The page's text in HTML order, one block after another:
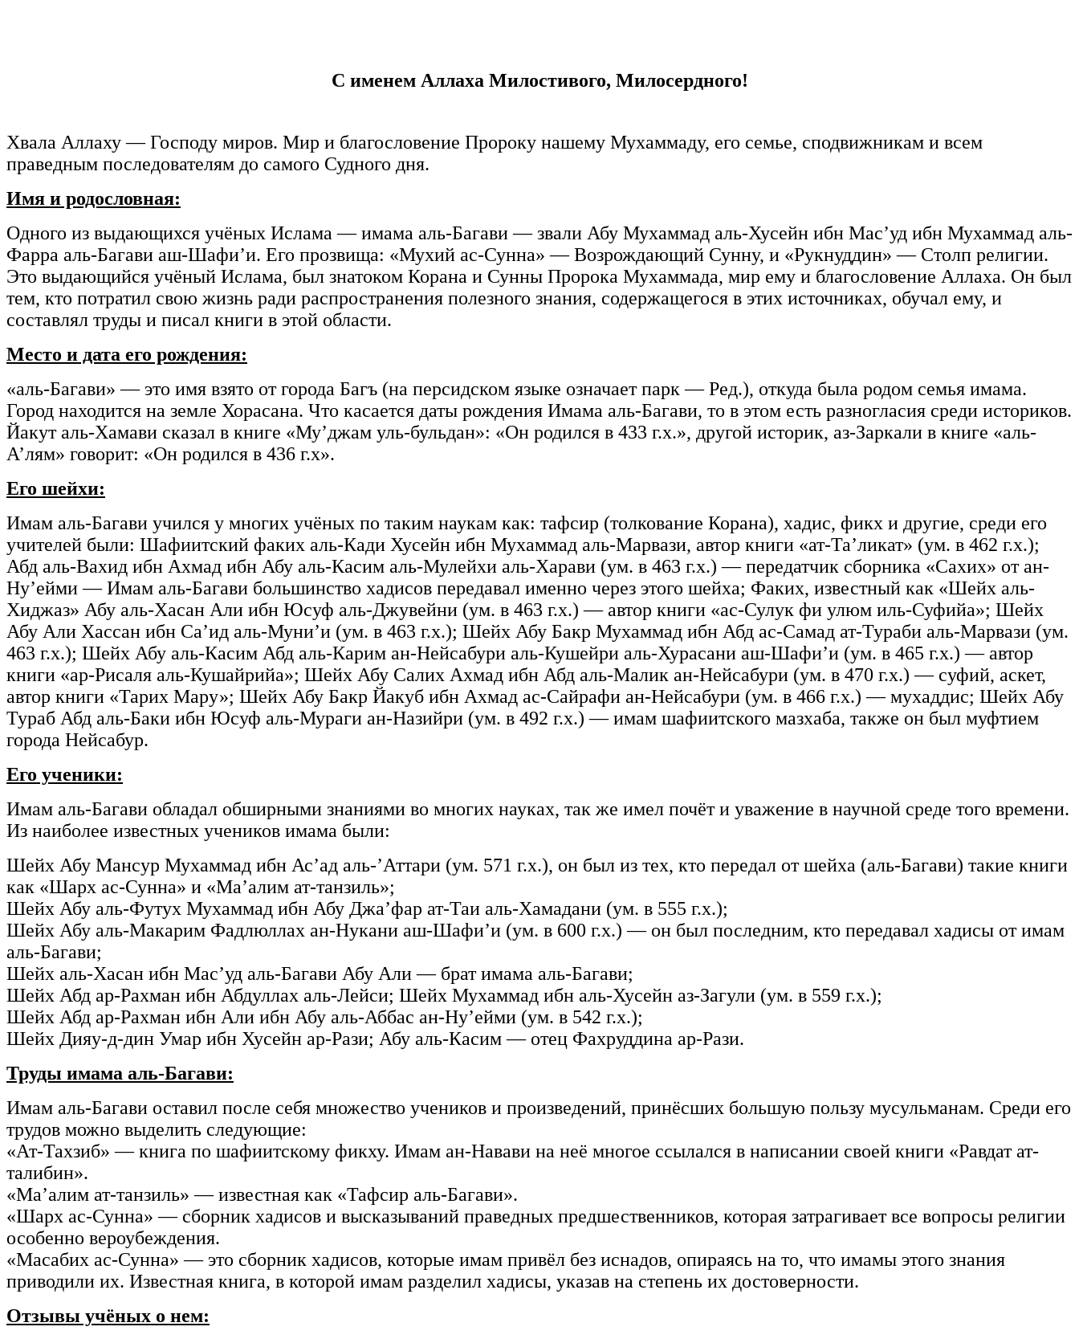
С именем Аллаха Милостивого, Милосердного!
Хвала Аллаху — Господу миров. Мир и благословение Пророку нашему Мухаммаду, его семье, сподвижникам и всем
праведным последователям до самого Судного дня.
Имя и родословная:
Одного из выдающихся учёных Ислама — имама аль-Багави — звали Абу Мухаммад аль-Хусейн ибн Мас’уд ибн Мухаммад аль-
Фарра аль-Багави аш-Шафи’и. Его прозвища: «Мухий ас-Сунна» — Возрождающий Сунну, и «Рукнуддин» — Столп религии.
Это выдающийся учёный Ислама, был знатоком Корана и Сунны Пророка Мухаммада, мир ему и благословение Аллаха. Он был
тем, кто потратил свою жизнь ради распространения полезного знания, содержащегося в этих источниках, обучал ему, и
составлял труды и писал книги в этой области.
Место и дата его рождения:
«аль-Багави» — это имя взято от города Багъ (на персидском языке означает парк — Ред.), откуда была родом семья имама.
Город находится на земле Хорасана. Что касается даты рождения Имама аль-Багави, то в этом есть разногласия среди историков.
Йакут аль-Хамави сказал в книге «Му’джам уль-бульдан»: «Он родился в 433 г.х.», другой историк, аз-Заркали в книге «аль-
А’лям» говорит: «Он родился в 436 г.х».
Его шейхи:
Имам аль-Багави учился у многих учёных по таким наукам как: тафсир (толкование Корана), хадис, фикх и другие, среди его
учителей были: Шафиитский факих аль-Кади Хусейн ибн Мухаммад аль-Марвази, автор книги «ат-Та’ликат» (ум. в 462 г.х.);
Абд аль-Вахид ибн Ахмад ибн Абу аль-Касим аль-Мулейхи аль-Харави (ум. в 463 г.х.) — передатчик сборника «Сахих» от ан-
Ну’ейми — Имам аль-Багави большинство хадисов передавал именно через этого шейха; Факих, известный как «Шейх аль-
Хиджаз» Абу аль-Хасан Али ибн Юсуф аль-Джувейни (ум. в 463 г.х.) — автор книги «ас-Сулук фи улюм иль-Суфийа»; Шейх
Абу Али Хассан ибн Са’ид аль-Муни’и (ум. в 463 г.х.); Шейх Абу Бакр Мухаммад ибн Абд ас-Самад ат-Тураби аль-Марвази (ум.
463 г.х.); Шейх Абу аль-Касим Абд аль-Карим ан-Нейсабури аль-Кушейри аль-Хурасани аш-Шафи’и (ум. в 465 г.х.) — автор
книги «ар-Рисаля аль-Кушайрийа»; Шейх Абу Салих Ахмад ибн Абд аль-Малик ан-Нейсабури (ум. в 470 г.х.) — суфий, аскет,
автор книги «Тарих Мару»; Шейх Абу Бакр Йакуб ибн Ахмад ас-Сайрафи ан-Нейсабури (ум. в 466 г.х.) — мухаддис; Шейх Абу
Тураб Абд аль-Баки ибн Юсуф аль-Мураги ан-Назийри (ум. в 492 г.х.) — имам шафиитского мазхаба, также он был муфтием
города Нейсабур.
Его ученики:
Имам аль-Багави обладал обширными знаниями во многих науках, так же имел почёт и уважение в научной среде того времени.
Из наиболее известных учеников имама были:
Шейх Абу Мансур Мухаммад ибн Ас’ад аль-’Аттари (ум. 571 г.х.), он был из тех, кто передал от шейха (аль-Багави) такие книги
как «Шарх ас-Сунна» и «Ма’алим ат-танзиль»;
Шейх Абу аль-Футух Мухаммад ибн Абу Джа’фар ат-Таи аль-Хамадани (ум. в 555 г.х.);
Шейх Абу аль-Макарим Фадлюллах ан-Нукани аш-Шафи’и (ум. в 600 г.х.) — он был последним, кто передавал хадисы от имам
аль-Багави;
Шейх аль-Хасан ибн Мас’уд аль-Багави Абу Али — брат имама аль-Багави;
Шейх Абд ар-Рахман ибн Абдуллах аль-Лейси; Шейх Мухаммад ибн аль-Хусейн аз-Загули (ум. в 559 г.х.);
Шейх Абд ар-Рахман ибн Али ибн Абу аль-Аббас ан-Ну’ейми (ум. в 542 г.х.);
Шейх Дияу-д-дин Умар ибн Хусейн ар-Рази; Абу аль-Касим — отец Фахруддина ар-Рази.
Труды имама аль-Багави:
Имам аль-Багави оставил после себя множество учеников и произведений, принёсших большую пользу мусульманам. Среди его
трудов можно выделить следующие:
«Ат-Тахзиб» — книга по шафиитскому фикху. Имам ан-Навави на неё многое ссылался в написании своей книги «Равдат ат-
талибин».
«Ма’алим ат-танзиль» — известная как «Тафсир аль-Багави».
«Шарх ас-Сунна» — сборник хадисов и высказываний праведных предшественников, которая затрагивает все вопросы религии
особенно вероубеждения.
«Масабих ас-Сунна» — это сборник хадисов, которые имам привёл без иснадов, опираясь на то, что имамы этого знания
приводили их. Известная книга, в которой имам разделил хадисы, указав на степень их достоверности.
Отзывы учёных о нем: